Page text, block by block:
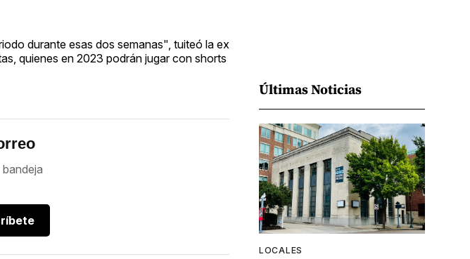
durante esas dos semanas", tuiteó la ex
quienes en 2023 podrán jugar con shorts
Últimas Noticias
LOCALES